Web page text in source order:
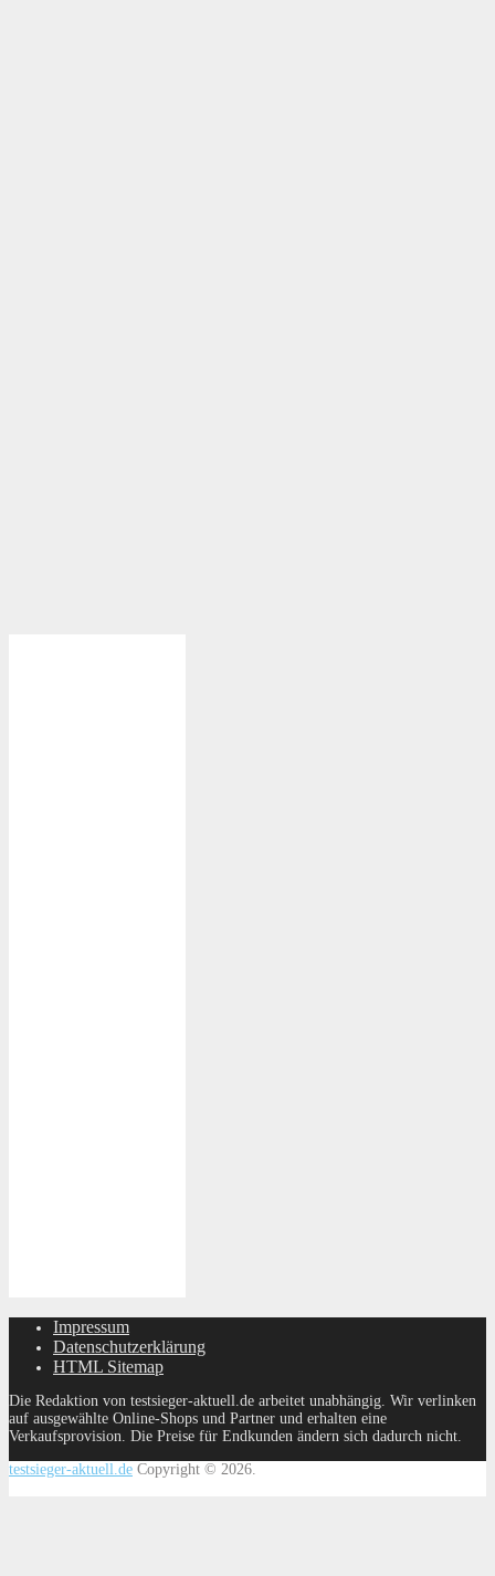
Impressum
Datenschutzerklärung
HTML Sitemap
Die Redaktion von testsieger-aktuell.de arbeitet unabhängig. Wir verlinken
auf ausgewählte Online-Shops und Partner und erhalten eine
Verkaufsprovision. Die Preise für Endkunden ändern sich dadurch nicht.
testsieger-aktuell.de Copyright © 2026.